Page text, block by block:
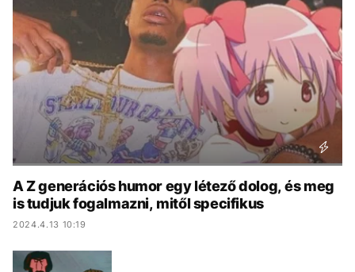
UTAZÁS
ÉLETMÓD DESIGN
BESZÉLGETÉSEK ARCOK
VIDEÓ TÖRTÉNETEK
GASZTRO
A Z generációs humor egy létező dolog, és meg
is tudjuk fogalmazni, mitől specifikus
2024.4.13 10:19